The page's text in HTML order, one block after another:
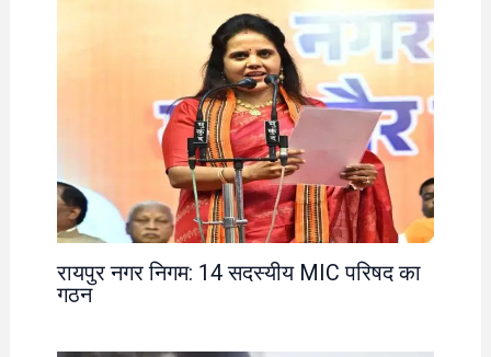
रायपुर नगर निगम: 14 सदस्यीय MIC परिषद का
गठन